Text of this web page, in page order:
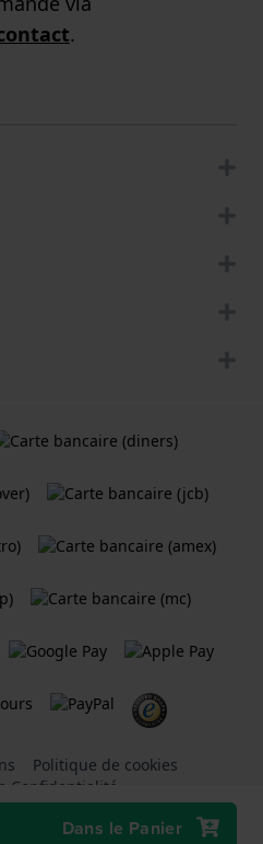
Dans le Panier
.
Politique de cookies
Confidentialité
Watch Group B.V.